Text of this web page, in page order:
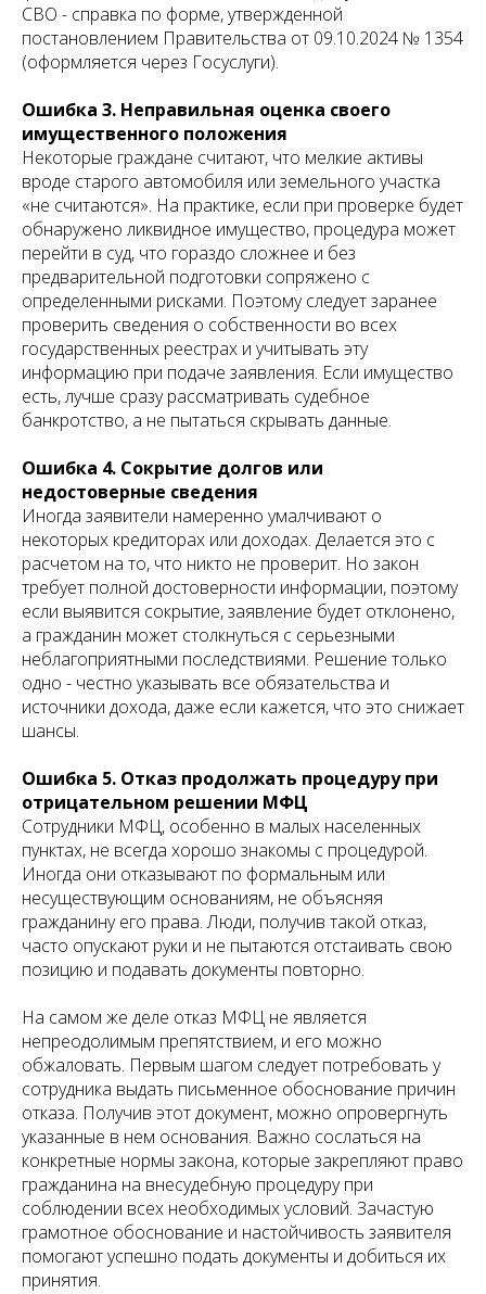
СВО - справка по форме, утвержденной
постановлением Правительства от 09.10.2024 № 1354
(оформляется через Госуслуги).
Ошибка 3. Неправильная оценка своего
имущественного положения
Некоторые граждане считают, что мелкие активы
вроде старого автомобиля или земельного участка
«не считаются». На практике, если при проверке будет
обнаружено ликвидное имущество, процедура может
перейти в суд, что гораздо сложнее и без
предварительной подготовки сопряжено с
определенными рисками. Поэтому следует заранее
проверить сведения о собственности во всех
государственных реестрах и учитывать эту
информацию при подаче заявления. Если имущество
есть, лучше сразу рассматривать судебное
банкротство, а не пытаться скрывать данные.
Ошибка 4. Сокрытие долгов или
недостоверные сведения
Иногда заявители намеренно умалчивают о
некоторых кредиторах или доходах. Делается это с
расчетом на то, что никто не проверит. Но закон
требует полной достоверности информации, поэтому
если выявится сокрытие, заявление будет отклонено,
а гражданин может столкнуться с серьезными
неблагоприятными последствиями. Решение только
одно - честно указывать все обязательства и
источники дохода, даже если кажется, что это снижает
шансы.
Ошибка 5. Отказ продолжать процедуру при
отрицательном решении МФЦ
Сотрудники МФЦ, особенно в малых населенных
пунктах, не всегда хорошо знакомы с процедурой.
Иногда они отказывают по формальным или
несуществующим основаниям, не объясняя
гражданину его права. Люди, получив такой отказ,
часто опускают руки и не пытаются отстаивать свою
позицию и подавать документы повторно.
На самом же деле отказ МФЦ не является
непреодолимым препятствием, и его можно
обжаловать. Первым шагом следует потребовать у
сотрудника выдать письменное обоснование причин
отказа. Получив этот документ, можно опровергнуть
указанные в нем основания. Важно сослаться на
конкретные нормы закона, которые закрепляют право
гражданина на внесудебную процедуру при
соблюдении всех необходимых условий. Зачастую
грамотное обоснование и настойчивость заявителя
помогают успешно подать документы и добиться их
принятия.